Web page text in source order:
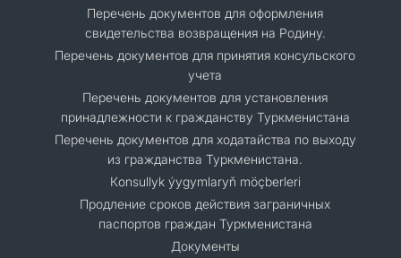
Перечень документов для оформления
свидетельства возвращения на Родину.
Перечень документов для принятия консульского
учета
Перечень документов для установления
принадлежности к гражданству Туркменистана
Перечень документов для ходатайства по выходу
из гражданства Туркменистана.
Кonsullyk ýygymlaryň möçberleri
Продление сроков действия заграничных
паспортов граждан Туркменистана
Документы